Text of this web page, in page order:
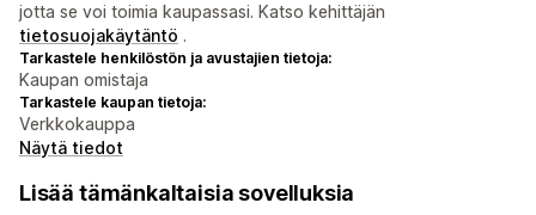
jotta se voi toimia kaupassasi. Katso kehittäjän
tietosuojakäytäntö .
Tarkastele henkilöstön ja avustajien tietoja:
Kaupan omistaja
Tarkastele kaupan tietoja:
Verkkokauppa
Näytä tiedot
Lisää tämänkaltaisia sovelluksia